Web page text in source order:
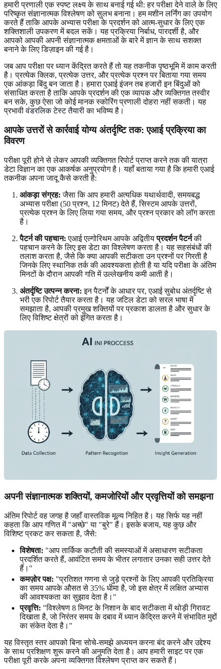
हमारी प्रणाली एक स्पष्ट लक्ष्य के साथ बनाई गई थी: हर परीक्षा देने वाले के लिए
परिष्कृत संज्ञानात्मक विश्लेषण को सुलभ बनाना। हम मशीन लर्निंग का उपयोग
करते हैं ताकि आपके अभ्यास परीक्षा के प्रदर्शन को आत्म-सुधार के लिए एक
शक्तिशाली उपकरण में बदल सकें। यह प्रक्रिया निर्बाध, पारदर्शी है, और
आपको आपकी अपनी संज्ञानात्मक क्षमताओं के बारे में ज्ञान के साथ सशक्त
बनाने के लिए डिज़ाइन की गई है।
जब आप परीक्षा पर ध्यान केंद्रित करते हैं तो यह तकनीक पृष्ठभूमि में काम करती
है। प्रत्येक क्लिक, प्रत्येक उत्तर, और प्रत्येक प्रश्न पर बिताया गया समय
एक आंकड़ा बिंदु बन जाता है। हमारा एआई इंजन तब हजारों इन बिंदुओं को
संसाधित करता है ताकि आपके प्रदर्शन की एक व्यापक और व्यक्तिगत तस्वीर
बन सके, कुछ ऐसा जो कोई मानक स्कोरिंग प्रणाली दोहरा नहीं सकती। यह
प्रभावीवंडरलिक टेस्ट तैयारीका भविष्य है।
आपके उत्तरों से कार्रवाई योग्य अंतर्दृष्टि तक: एआई प्रक्रिया का
विवरण
परीक्षा पूरी होने से लेकर आपकी व्यक्तिगत रिपोर्ट प्राप्त करने तक की यात्रा
डेटा विज्ञान का एक आकर्षक अनुप्रयोग है। यहाँ बताया गया है कि हमारी एआई
तकनीक अपना जादू कैसे करती है:
आंकड़ा संग्रह: जैसा कि आप हमारी अत्यधिक यथार्थवादी, समयबद्ध
अभ्यास परीक्षा (50 प्रश्न, 12 मिनट) देते हैं, सिस्टम आपके उत्तरों,
प्रत्येक प्रश्न के लिए लिया गया समय, और प्रश्न प्रकार को लॉग करता
है।
पैटर्न की पहचान: एआई एल्गोरिथम आपके अद्वितीयप्रदर्शन पैटर्नकी
पहचान करने के लिए इस डेटा का विश्लेषण करता है। यह सहसंबंधों की
तलाश करता है, जैसे कि क्या आपकी सटीकता उन प्रश्नों पर गिरती है
जिनके लिए स्थानिक तर्क की आवश्यकता होती है या यदि परीक्षा के अंतिम
मिनटों के दौरान आपकी गति में उल्लेखनीय कमी आती है।
अंतर्दृष्टि उत्पन्न करना: इन पैटर्नों के आधार पर, एआई सुबोध अंतर्दृष्टि से
भरी एक रिपोर्ट तैयार करता है। यह जटिल डेटा को सरल भाषा में
समझाता है, आपकी प्रमुख शक्तियों पर प्रकाश डालता है और सुधार के
लिए विशिष्ट क्षेत्रों को इंगित करता है।
अपनी संज्ञानात्मक शक्तियों, कमजोरियों और प्रवृत्तियों को समझना
अंतिम रिपोर्ट वह जगह है जहाँ वास्तविक मूल्य निहित है। यह सिर्फ यह नहीं
कहता कि आप गणित में "अच्छे" या "बुरे" हैं। इसके बजाय, यह कुछ और
विशिष्ट प्रकट कर सकता है, जैसे:
विशेषता: "आप तार्किक कटौती की समस्याओं में असाधारण सटीकता
प्रदर्शित करते हैं, आवंटित समय के भीतर लगातार उनका सही उत्तर देते
हैं।"
कमज़ोर पक्ष: "प्रतिशत गणना से जुड़े प्रश्नों के लिए आपकी प्रतिक्रिया
का समय आपके औसत से 35% धीमा है, जो इस क्षेत्र में लक्षित अभ्यास
की आवश्यकता का सुझाव देता है।"
प्रवृत्ति: "विश्लेषण 8 मिनट के निशान के बाद सटीकता में थोड़ी गिरावट
दिखाता है, जो निरंतर समय के दबाव में ध्यान केंद्रित करने में संभावित मुद्दों
का संकेत देता है।"
यह विस्तृत स्तर आपको बिना सोचे-समझे अध्ययन करना बंद करने और उद्देश्य
के साथ प्रशिक्षण शुरू करने की अनुमति देता है। आप हमारी साइट पर एक
परीक्षा पूरी करके अपनाव्यक्तिगत विश्लेषणप्राप्त कर सकते हैं।